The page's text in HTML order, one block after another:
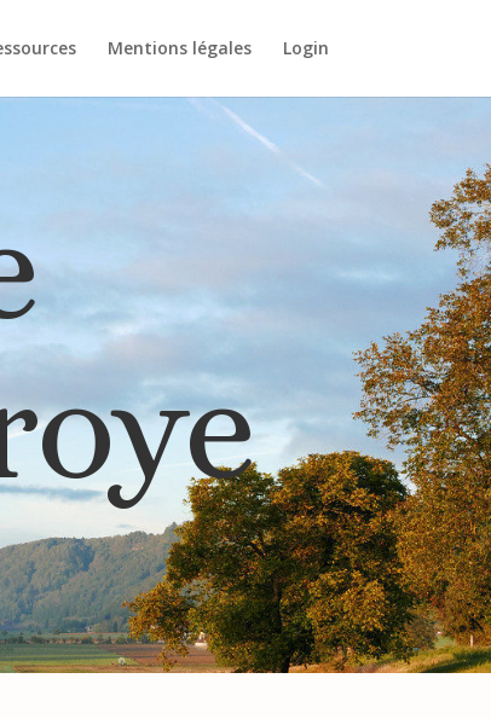
Mentions légales Login